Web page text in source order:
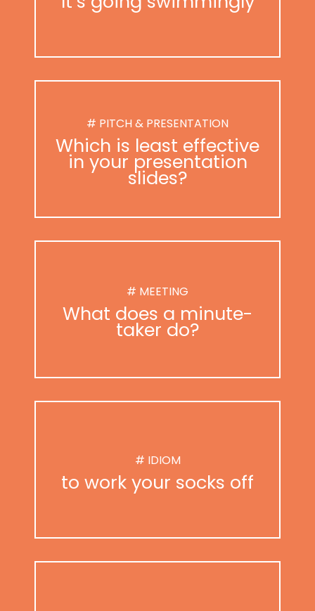
# PITCH & PRESENTATION
Which is least effective
in your presentation
slides?
# MEETING
What does a minute-
taker do?
# IDIOM
to work your socks off